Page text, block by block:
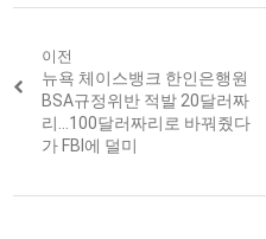
Post
navigation
이전
Previous
post:
뉴욕 체이스뱅크 한인은행원
BSA규정위반 적발 20달러짜
리…100달러짜리로 바꿔줬다
가 FBI에 덜미